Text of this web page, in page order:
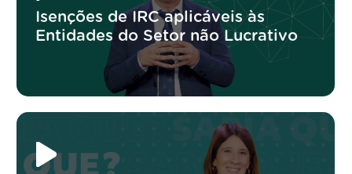
Isenções de IRC aplicáveis às
Entidades do Setor não Lucrativo